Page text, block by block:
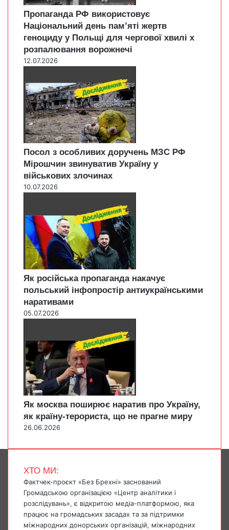
Пропаганда РФ використовує
Національний день пам’яті жертв
геноциду у Польщі для чергової хвилі х
розпалювання ворожнечі
12.07.2026
Посол з особливих доручень МЗС РФ
Мірошчин звинуватив Україну у
військових злочинах
10.07.2026
Як російська пропаганда накачує
польський інфопростір антиукраїнськими
наративами
05.07.2026
Як москва поширює наратив про Україну,
як країну-терориста, що не прагне миру
26.06.2026
ХТО МИ:
Фактчек-проєкт «Без Брехні» заснований
Громадською організацією «Центр аналітики і
розслідувань», є відкритою медіа-платформою, яка
працює на громадських засадах та за підтримки
міжнародних донорських організацій, міжнародних